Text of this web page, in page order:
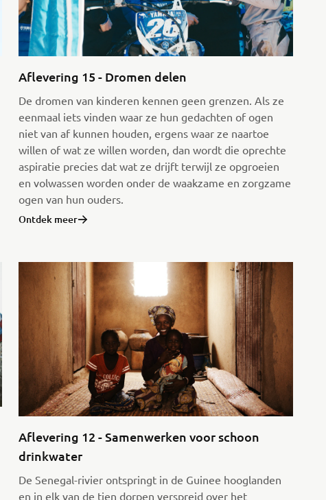
Aflevering 15 - Dromen delen
De dromen van kinderen kennen geen grenzen. Als ze
eenmaal iets vinden waar ze hun gedachten of ogen
niet van af kunnen houden, ergens waar ze naartoe
willen of wat ze willen worden, dan wordt die oprechte
aspiratie precies dat wat ze drijft terwijl ze opgroeien
en volwassen worden onder de waakzame en zorgzame
ogen van hun ouders.
Ontdek meer
Aflevering 12 - Samenwerken voor schoon
drinkwater
De Senegal-rivier ontspringt in de Guinee hooglanden
en in elk van de tien dorpen verspreid over het